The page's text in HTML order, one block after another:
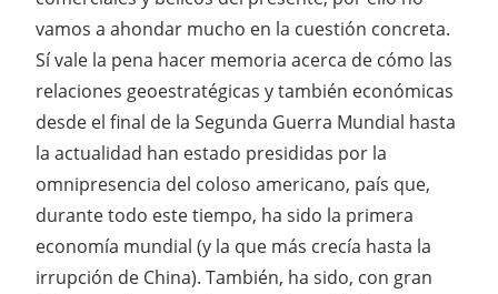
vamos a ahondar mucho en la cuestión concreta.
Sí vale la pena hacer memoria acerca de cómo las
relaciones geoestratégicas y también económicas
desde el final de la Segunda Guerra Mundial hasta
la actualidad han estado presididas por la
omnipresencia del coloso americano, país que,
durante todo este tiempo, ha sido la primera
economía mundial (y la que más crecía hasta la
irrupción de China). También, ha sido, con gran